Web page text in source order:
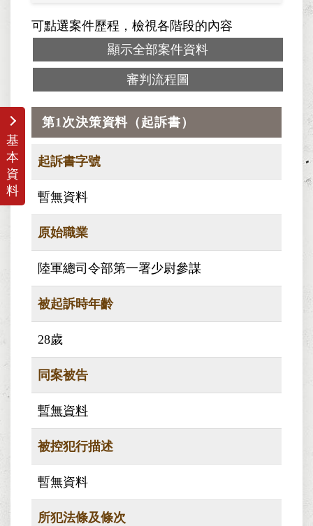
可點選案件歷程，檢視各階段的內容
顯示全部案件資料
審判流程圖
基
本
資
料
第1次決策資料（起訴書）
起訴書字號
暫無資料
原始職業
陸軍總司令部第一署少尉參謀
被起訴時年齡
28歲
同案被告
暫無資料
被控犯行描述
暫無資料
所犯法條及條次